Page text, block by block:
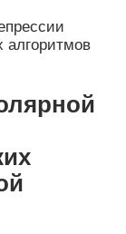
алгоритмов